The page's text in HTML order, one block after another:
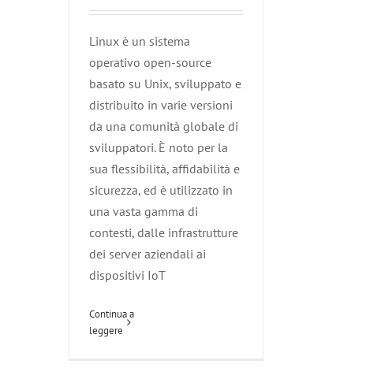
Linux è un sistema
operativo open-source
basato su Unix, sviluppato e
distribuito in varie versioni
da una comunità globale di
sviluppatori. È noto per la
sua flessibilità, affidabilità e
sicurezza, ed è utilizzato in
una vasta gamma di
contesti, dalle infrastrutture
dei server aziendali ai
dispositivi IoT
Continua a
leggere
macOS
Competenze informatiche